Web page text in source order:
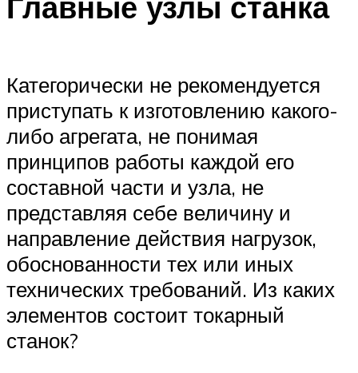
Категорически не рекомендуется
приступать к изготовлению какого-
либо агрегата, не понимая
принципов работы каждой его
составной части и узла, не
представляя себе величину и
направление действия нагрузок,
обоснованности тех или иных
технических требований. Из каких
элементов состоит токарный
станок?